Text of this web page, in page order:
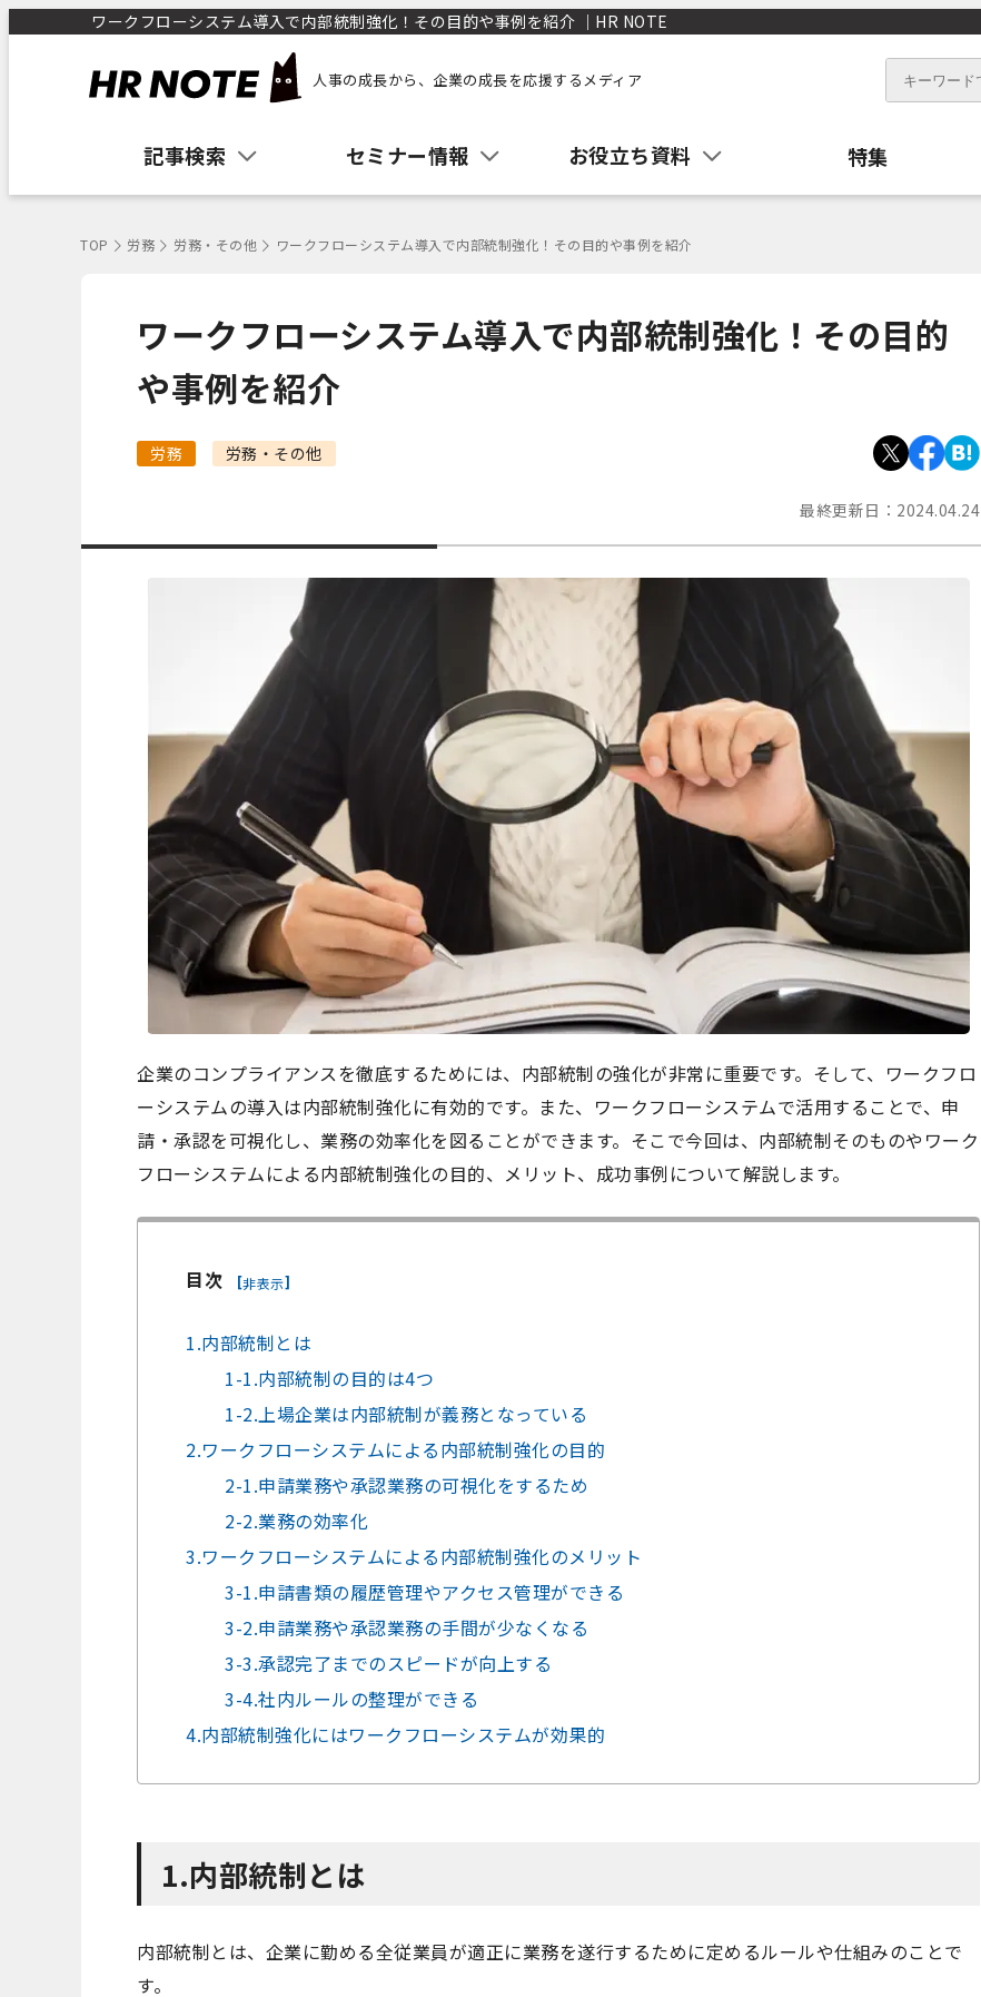
ワークフローシステム導入で内部統制強化！その目的や事例を紹介 ｜HR NOTE
人事の成長から、企業の成長を応援するメディア
記事検索 セミナー情報 お役立ち資料 特集
TOP 労務 労務・その他 ワークフローシステム導入で内部統制強化！その目的や事例を紹介
ワークフローシステム導入で内部統制強化！その目的
や事例を紹介
労務 労務・その他
最終更新日： 2024.04.24
企業のコンプライアンスを徹底するためには、内部統制の強化が非常に重要です。そして、ワークフロ
ーシステムの導入は内部統制強化に有効的です。また、ワークフローシステムで活用することで、申
請・承認を可視化し、業務の効率化を図ることができます。そこで今回は、内部統制そのものやワーク
フローシステムによる内部統制強化の目的、メリット、成功事例について解説します。
目次 [非表示]
1.内部統制とは
1-1.内部統制の目的は4つ
1-2.上場企業は内部統制が義務となっている
2.ワークフローシステムによる内部統制強化の目的
2-1.申請業務や承認業務の可視化をするため
2-2.業務の効率化
3.ワークフローシステムによる内部統制強化のメリット
3-1.申請書類の履歴管理やアクセス管理ができる
3-2.申請業務や承認業務の手間が少なくなる
3-3.承認完了までのスピードが向上する
3-4.社内ルールの整理ができる
4.内部統制強化にはワークフローシステムが効果的
1.内部統制とは
内部統制とは、企業に勤める全従業員が適正に業務を遂行するために定めるルールや仕組みのことで
す。